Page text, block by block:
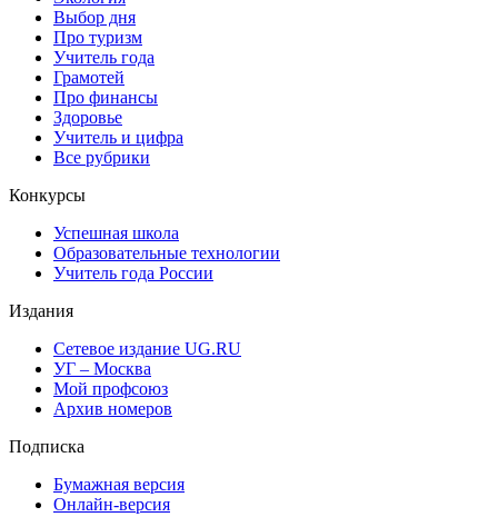
Выбор дня
Про туризм
Учитель года
Грамотей
Про финансы
Здоровье
Учитель и цифра
Все рубрики
Конкурсы
Успешная школа
Образовательные технологии
Учитель года России
Издания
Сетевое издание UG.RU
УГ – Москва
Мой профсоюз
Архив номеров
Подписка
Бумажная версия
Онлайн-версия